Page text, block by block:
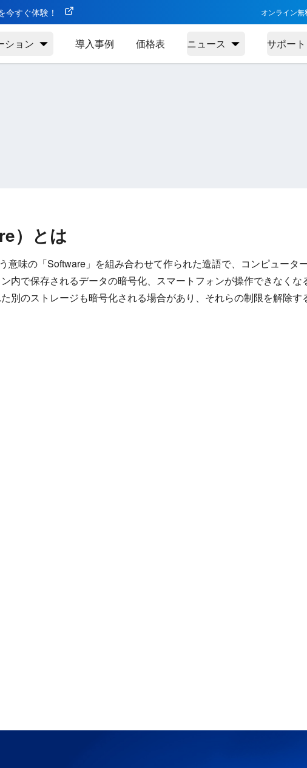
今すぐ体験！ オンライン無
ション 導入事例 価格表 ニュース サポート
）とは
意味の「Software」を組み合わせて作られた造語で、コンピュータ
内で保存されるデータの暗号化、スマートフォンが操作できなくな
別のストレージも暗号化される場合があり、それらの制限を解除す